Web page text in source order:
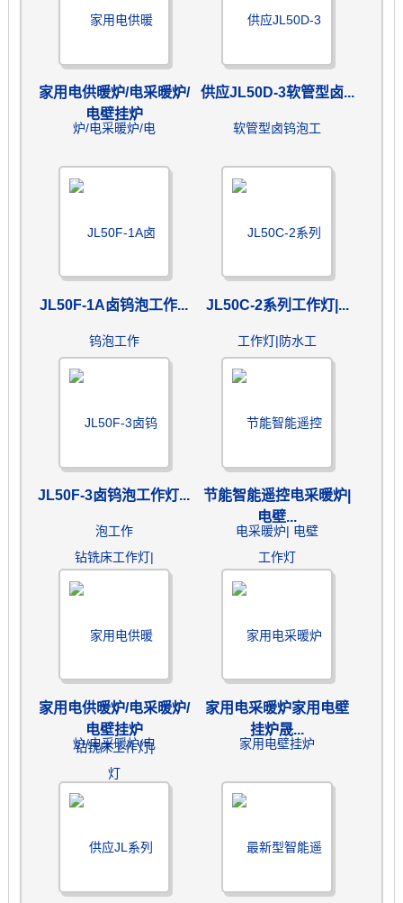
家用电供暖炉/电采暖炉/
电壁挂炉
供应JL50D-3软管型卤...
JL50F-1A卤钨泡工作... JL50C-2系列工作灯|...
JL50F-3卤钨泡工作灯...
节能智能遥控电采暖炉|
电壁...
家用电供暖炉/电采暖炉/
电壁挂炉
家用电采暖炉家用电壁
挂炉晟...